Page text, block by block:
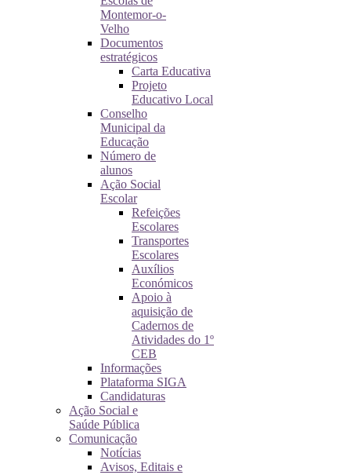
Montemor-o-
Velho
Documentos
estratégicos
Carta Educativa
Projeto
Educativo Local
Conselho
Municipal da
Educação
Número de
alunos
Ação Social
Escolar
Refeições
Escolares
Transportes
Escolares
Auxílios
Económicos
Apoio à
aquisição de
Cadernos de
Atividades do 1º
CEB
Informações
Plataforma SIGA
Candidaturas
Ação Social e
Saúde Pública
Comunicação
Notícias
Avisos, Editais e